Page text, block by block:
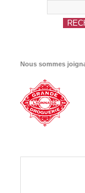
Nous sommes